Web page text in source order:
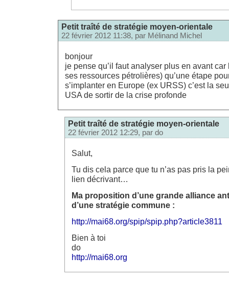
Petit traîté de stratégie moyen-orientale
22 février 2012 11:38, par Mélinand Michel
bonjour
je pense qu’il faut analyser plus en avant car
ses ressources pétrolières) qu’une étape
s’implanter en Europe (ex URSS) c’est la
USA de sortir de la crise profonde
Petit traîté de stratégie moyen-orientale
22 février 2012 12:29, par do
Salut,
Tu dis cela parce que tu n’as pas pris la
lien décrivant…
Ma proposition d’une grande alliance
d’une stratégie commune :
http://mai68.org/spip/spip.php?article3811
Bien à toi
do
http://mai68.org